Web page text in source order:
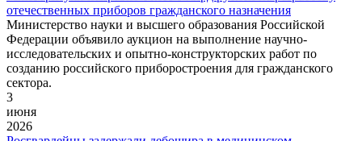
отечественных приборов гражданского назначения
Министерство науки и высшего образования Российской
Федерации объявило аукцион на выполнение научно-
исследовательских и опытно-конструкторских работ по
созданию российского приборостроения для гражданского
сектора.
3
июня
2026